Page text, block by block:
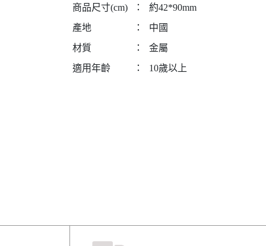
商品尺寸(cm) ：
約42*90mm
產地
：
中國
材質
：
金屬
適用年齡
： 10歲以上